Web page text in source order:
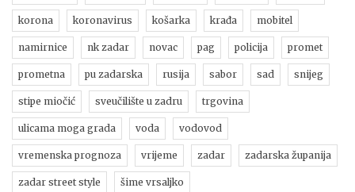
korona koronavirus košarka krađa mobitel
namirnice nk zadar novac pag policija promet
prometna pu zadarska rusija sabor sad snijeg
stipe miočić sveučilište u zadru trgovina
ulicama moga grada voda vodovod
vremenska prognoza vrijeme zadar zadarska županija
zadar street style šime vrsaljko